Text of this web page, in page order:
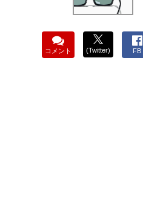
コメント (Twitter) FB